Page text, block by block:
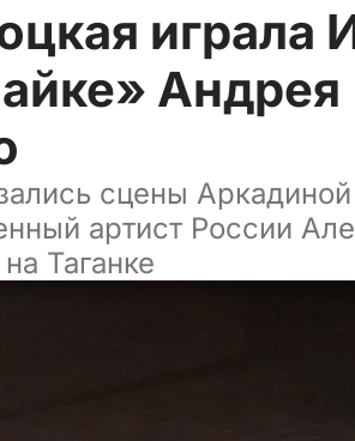
играла
Андрея
сцены
артист России
Таганке